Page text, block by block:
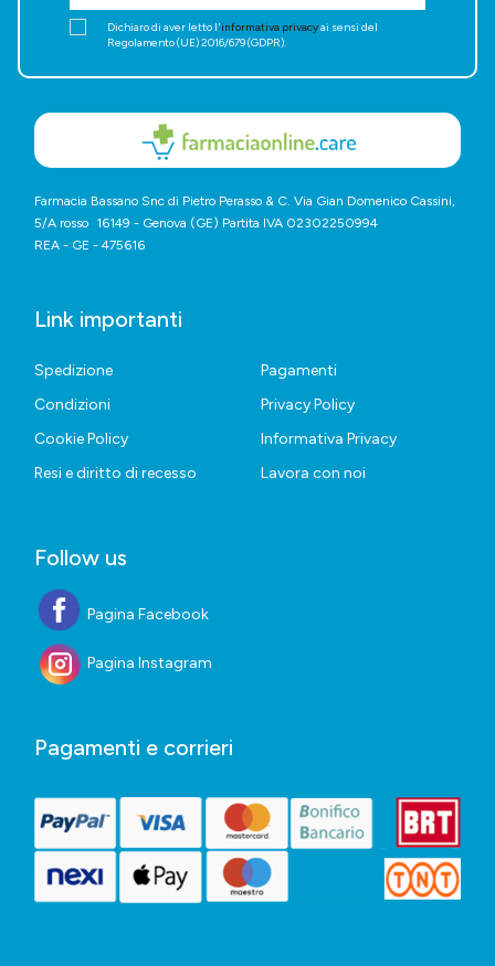
Dichiaro di aver letto l'informativa privacyai sensi del
Regolamento (UE) 2016/679 (GDPR).
Farmacia Bassano Snc di Pietro Perasso & C. Via Gian Domenico Cassini,
5/A rosso 16149 - Genova (GE) Partita IVA 02302250994
REA - GE - 475616
Link importanti
Spedizione
Pagamenti
Condizioni
Privacy Policy
Cookie Policy
Informativa Privacy
Resi e diritto di recesso
Lavora con noi
Follow us
Pagina Facebook
Pagina Instagram
Pagamenti e corrieri